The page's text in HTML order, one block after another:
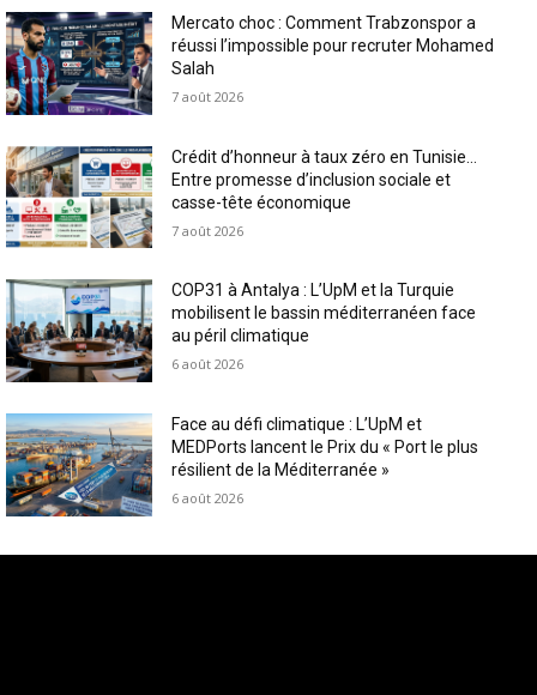
Mercato choc : Comment Trabzonspor a
réussi l’impossible pour recruter Mohamed
Salah
7 août 2026
Crédit d’honneur à taux zéro en Tunisie…
Entre promesse d’inclusion sociale et
casse-tête économique
7 août 2026
COP31 à Antalya : L’UpM et la Turquie
mobilisent le bassin méditerranéen face
au péril climatique
6 août 2026
Face au défi climatique : L’UpM et
MEDPorts lancent le Prix du « Port le plus
résilient de la Méditerranée »
6 août 2026